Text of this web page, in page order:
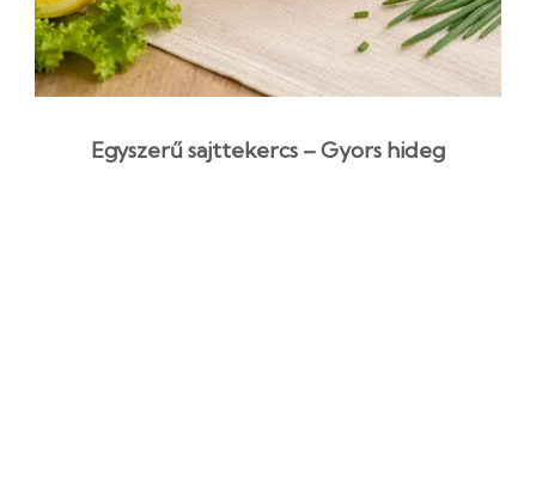
Egyszerű sajttekercs – Gyors hideg